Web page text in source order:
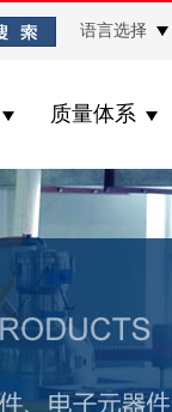
语言选择
质量体系